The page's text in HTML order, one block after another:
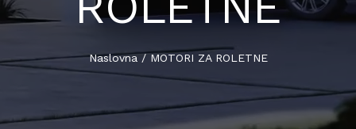
VIJCI ZA PROIZVODNJU
VIJCI ZA MONTAŽU I SPOJKE
DIJELOVI OD PLASTIKE
Naslovna/ MOTORI ZA ROLETNE